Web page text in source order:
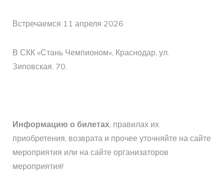
Встречаемся 11 апреля 2026
В СКК «Стань Чемпионом», Краснодар, ул.
Зиповская, 70.
Информацию о билетах, правилах их
приобретения, возврата и прочее уточняйте на сайте
мероприятия или на сайте организаторов
мероприятия!